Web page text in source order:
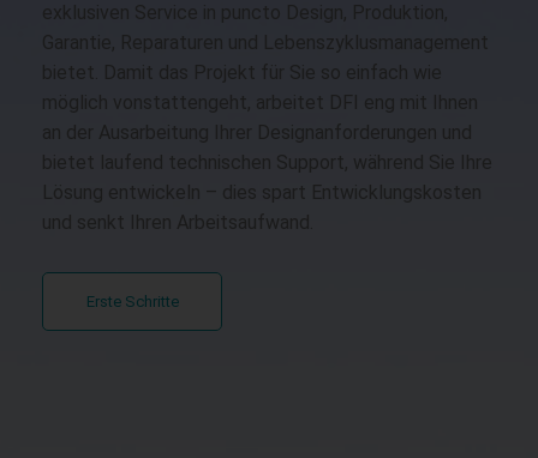
exklusiven Service in puncto Design, Produktion,
Garantie, Reparaturen und Lebenszyklusmanagement
bietet. Damit das Projekt für Sie so einfach wie
möglich vonstattengeht, arbeitet DFI eng mit Ihnen
an der Ausarbeitung Ihrer Designanforderungen und
bietet laufend technischen Support, während Sie Ihre
Lösung entwickeln – dies spart Entwicklungskosten
und senkt Ihren Arbeitsaufwand.
Erste Schritte